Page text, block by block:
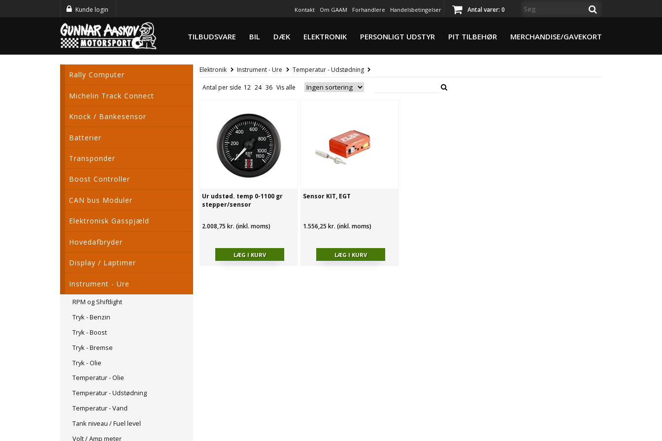
Kunde login Kontakt Om GAAM Forhandlere Handelsbetingelser Antal varer: 0
TILBUDSVARE BIL DÆK ELEKTRONIK PERSONLIGT UDSTYR PIT TILBEHØR MERCHANDISE/GAVEKORT
Rally Computer
Michelin Track Connect
Knock / Bankesensor
Batterier
Transponder
Boost Controller
CAN bus Moduler
Elektronisk Gasspjæld
Hovedafbryder
Display / Laptimer
Instrument - Ure
RPM og Shiftlight
Tryk - Benzin
Tryk - Boost
Tryk - Bremse
Tryk - Olie
Temperatur - Olie
Temperatur - Udstødning
Temperatur - Vand
Tank niveau / Fuel level
Volt / Amp meter
Elektronik Instrument - Ure Temperatur - Udstødning
Antal per side
Ur udstød. temp 0-1100 gr
stepper/sensor
2.008,75 kr. (inkl. moms)
Sensor KIT, EGT
1.556,25 kr. (inkl. moms)